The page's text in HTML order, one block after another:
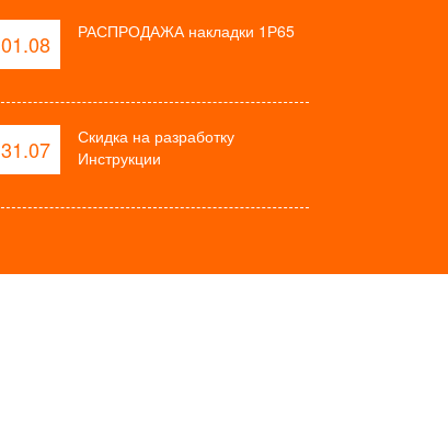
01.08 РАСПРОДАЖА накладки 1Р65
31.07
Скидка на разработку
Инструкции